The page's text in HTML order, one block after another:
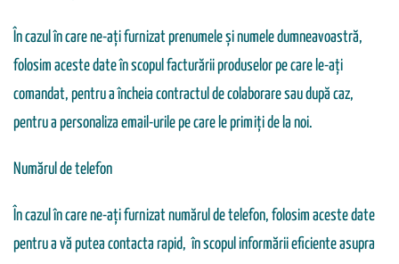
În cazul în care ne-ați furnizat prenumele și numele dumneavoastră,
folosim aceste date în scopul facturării produselor pe care le-ați
comandat, pentru a încheia contractul de colaborare sau după caz,
pentru a personaliza email-urile pe care le primiți de la noi.
Numărul de telefon
În cazul în care ne-ați furnizat numărul de telefon, folosim aceste date
pentru a vă putea contacta rapid, în scopul informării eficiente asupra